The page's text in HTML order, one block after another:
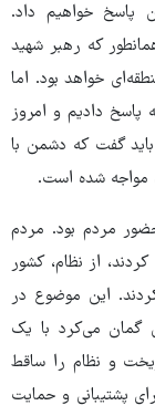
پاسخ خواهیم داد.
که رهبر شهید
خواهد بود. اما
دادیم و امروز
باید گفت که دشمن با
مواجه شده است.
مردم بود. مردم
از نظام، کشور
این موضوع در
گمان می‌کرد با یک
و نظام را ساقط
پشتیبانی و حمایت